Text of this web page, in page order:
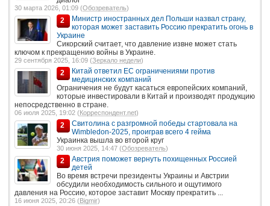
30 марта 2026, 01:09 (Обозреватель)
2
Министр иностранных дел Польши назвал страну,
которая может заставить Россию прекратить огонь в
Украине
Сикорский считает, что давление извне может стать
ключом к прекращению войны в Украине.
29 сентября 2025, 16:09 (Зеркало недели)
2
Китай ответил ЕС ограничениями против
медицинских компаний
Ограничения не будут касаться европейских компаний,
которые инвестировали в Китай и производят продукцию
непосредственно в стране.
06 июля 2025, 19:02 (Корреспондент.net)
2
Свитолина с разгромной победы стартовала на
Wimbledon-2025, проиграв всего 4 гейма
Украинка вышла во второй круг
30 июня 2025, 14:47 (Обозреватель)
2
Австрия поможет вернуть похищенных Россией
детей
Во время встречи президенты Украины и Австрии
обсудили необходимость сильного и ощутимого
давления на Россию, которое заставит Москву прекратить ...
16 июня 2025, 20:26 (Bigmir)